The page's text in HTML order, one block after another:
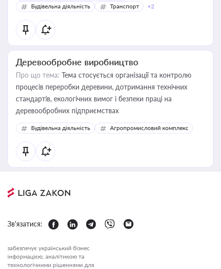
Будівельна діяльність
Транспорт +2
Деревообробне виробництво
Про що тема: Тема стосується організації та контролю
процесів переробки деревини, дотримання технічних
стандартів, екологічних вимог і безпеки праці на
деревообробних підприємствах
Будівельна діяльність Агропромисловий комплекс
Зв'язатися:
забезпечує український бізнес
інформацією, аналітикою та
технологічними рішеннями для